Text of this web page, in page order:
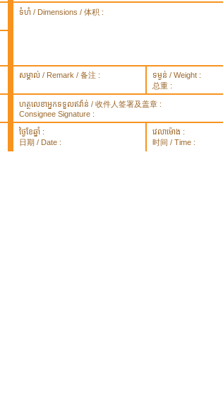
ទំហំ / Dimensions / 体积 :
សម្គាល់ / Remark / 备注 :
ទម្ងន់ / Weight :
总重 :
ហត្ថលេខាអ្នកទទួលឥវ៉ាន់ / 收件人签署及盖章 :
Consignee Signature :
ថ្ងៃខែឆ្នាំ :
日期 / Date :
វេលាម៉ោង :
时间 / Time :